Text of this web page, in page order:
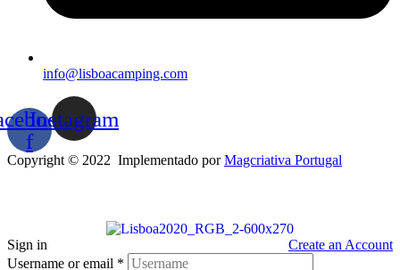
info@lisboacamping.com
f
Instagram
Copyright © 2022 Implementado porMagcriativa Portugal
Sign in
Create an Account
Username or email *